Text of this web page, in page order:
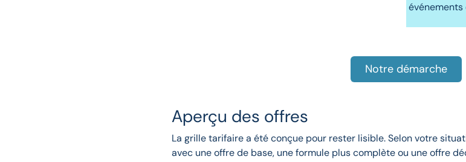
Notre démarche
Aperçu des offres
La grille tarifaire a été conçue pour rester lisible. Selon votre
avec une offre de base, une formule plus complète ou une offre